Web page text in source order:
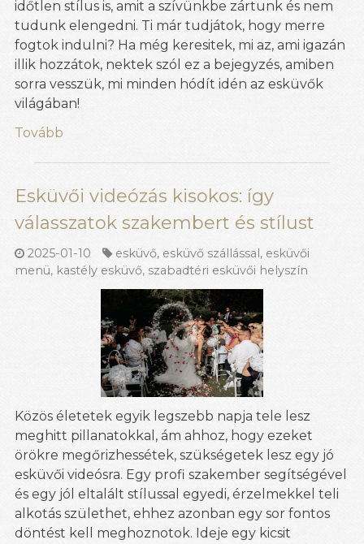
időtlen stílus is, amit a szívünkbe zártunk és nem
tudunk elengedni. Ti már tudjátok, hogy merre
fogtok indulni? Ha még keresitek, mi az, ami igazán
illik hozzátok, nektek szól ez a bejegyzés, amiben
sorra vesszük, mi minden hódít idén az esküvők
világában!
Tovább
Esküvői videózás kisokos: így
válasszatok szakembert és stílust
2025-01-10 esküvő, esküvő szállással, esküvői
menü, kastély esküvő, szabadtéri esküvői helyszín
Közös életetek egyik legszebb napja tele lesz
meghitt pillanatokkal, ám ahhoz, hogy ezeket
örökre megőrizhessétek, szükségetek lesz egy jó
esküvői videósra. Egy profi szakember segítségével
és egy jól eltalált stílussal egyedi, érzelmekkel teli
alkotás születhet, ehhez azonban egy sor fontos
döntést kell meghoznotok. Ideje egy kicsit